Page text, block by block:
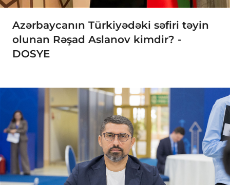
Azərbaycanın Türkiyədəki səfiri təyin
olunan Rəşad Aslanov kimdir? -
DOSYE